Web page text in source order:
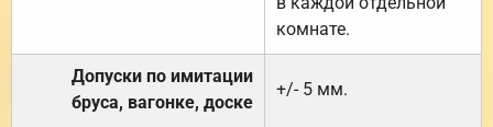
комнате.
Допуски по имитации
бруса, вагонке, доске
+/- 5 мм.